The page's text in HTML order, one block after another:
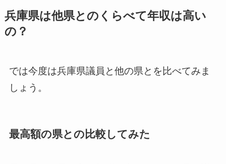
兵庫県は他県とのくらべて年収は高い
の？
では今度は兵庫県議員と他の県とを比べてみま
しょう。
最高額の県との比較してみた